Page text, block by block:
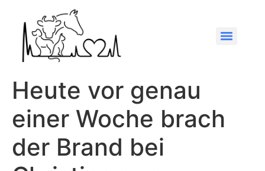
Heute vor genau
einer Woche brach
der Brand bei